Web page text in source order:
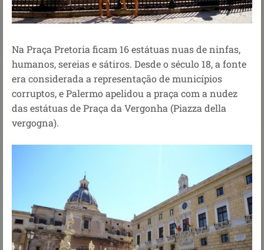
Na Praça Pretoria ficam 16 estátuas nuas de ninfas,
humanos, sereias e sátiros. Desde o século 18, a fonte
era considerada a representação de municípios
corruptos, e Palermo apelidou a praça com a nudez
das estátuas de Praça da Vergonha (Piazza della
vergogna).